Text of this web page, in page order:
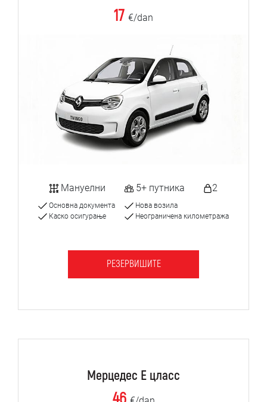
17 €/dan
Мануелни 5+ путника 2
Основна документа
Каско осигурање
Нова возила
Неограничена километража
РЕЗЕРВИШИТЕ
Мерцедес Е цласс